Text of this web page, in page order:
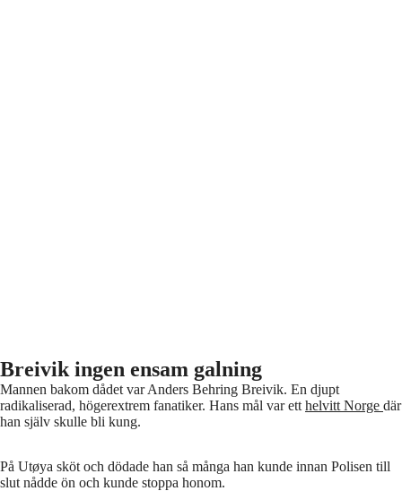
Breivik ingen ensam galning
Mannen bakom dådet var Anders Behring Breivik. En djupt
radikaliserad, högerextrem fanatiker. Hans mål var ett helvitt Norge där
han själv skulle bli kung.
På Utøya sköt och dödade han så många han kunde innan Polisen till
slut nådde ön och kunde stoppa honom.